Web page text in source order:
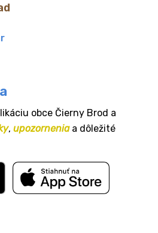
obce Čierny Brod a
, upozorneniaa dôležité